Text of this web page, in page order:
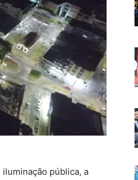
pública, a